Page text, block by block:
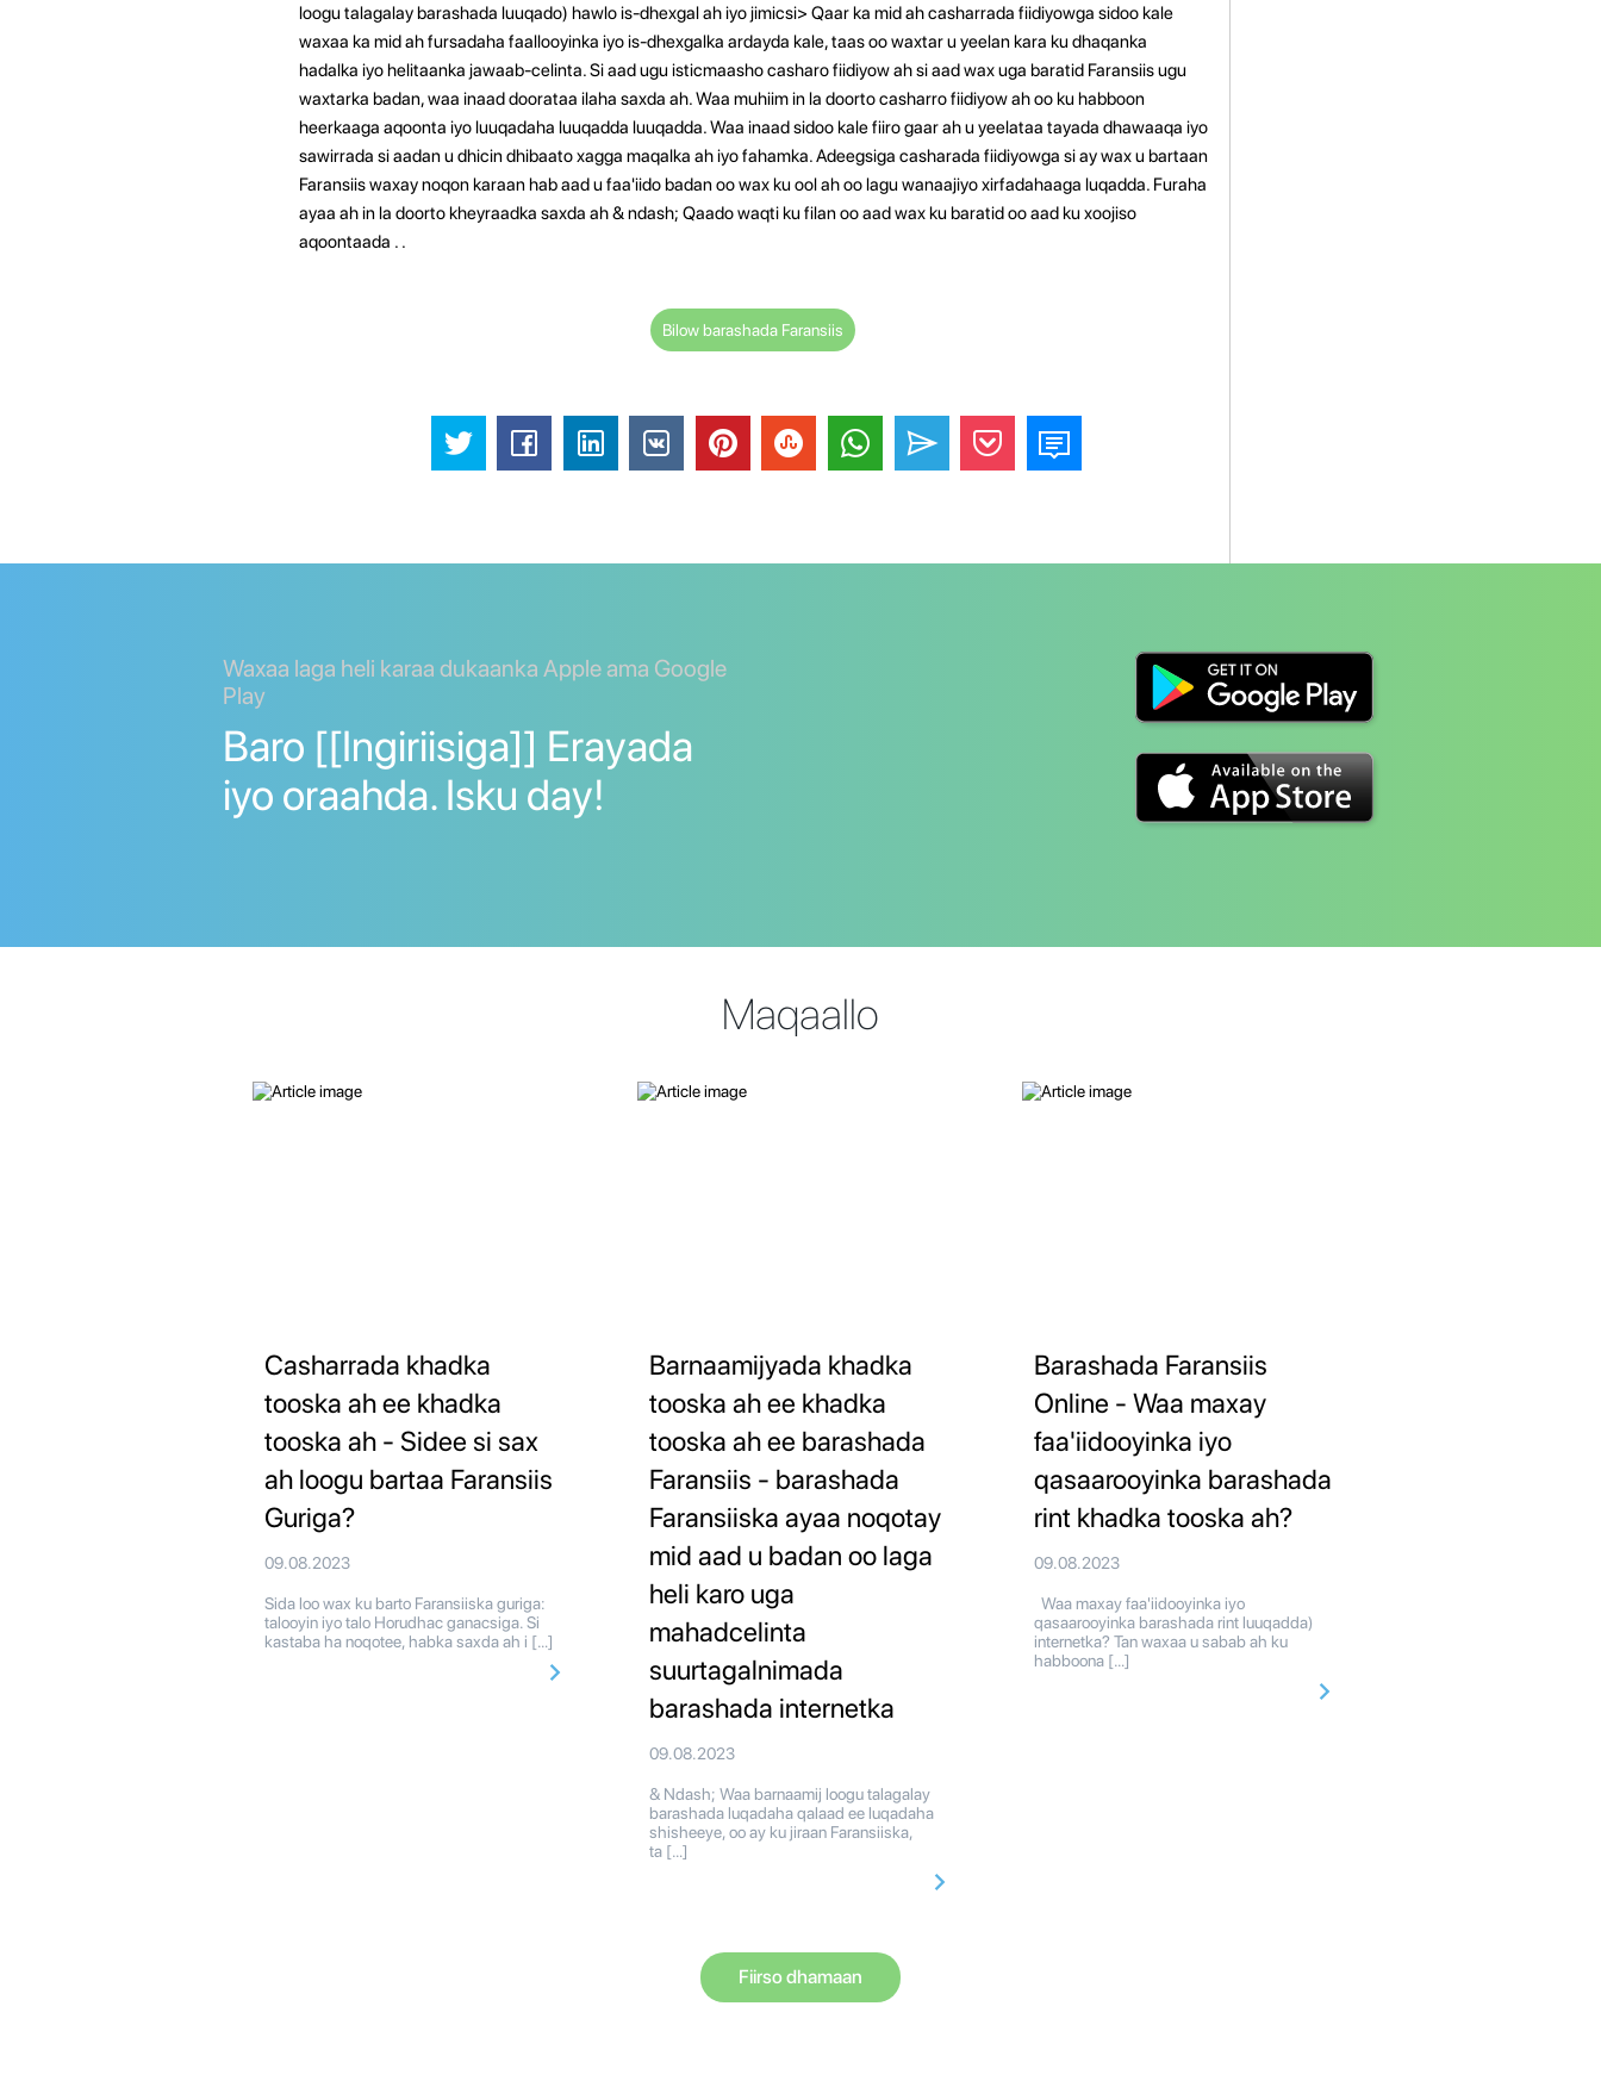
loogu talagalay barashada luuqado) hawlo is-dhexgal ah iyo jimicsi> Qaar ka mid ah casharrada fiidiyowga sidoo kale
waxaa ka mid ah fursadaha faallooyinka iyo is-dhexgalka ardayda kale, taas oo waxtar u yeelan kara ku dhaqanka
hadalka iyo helitaanka jawaab-celinta.Si aad ugu isticmaasho casharo fiidiyow ah si aad wax uga baratid Faransiis ugu
waxtarka badan, waa inaad doorataa ilaha saxda ah. Waa muhiim in la doorto casharro fiidiyow ah oo ku habboon
heerkaaga aqoonta iyo luuqadaha luuqadda luuqadda. Waa inaad sidoo kale fiiro gaar ah u yeelataa tayada dhawaaqa iyo
sawirrada si aadan u dhicin dhibaato xagga maqalka ah iyo fahamka. Adeegsiga casharada fiidiyowga si ay wax u bartaan
Faransiis waxay noqon karaan hab aad u faa'iido badan oo wax ku ool ah oo lagu wanaajiyo xirfadahaaga luqadda. Furaha
ayaa ah in la doorto kheyraadka saxda ah & ndash; Qaado waqti ku filan oo aad wax ku baratid oo aad ku xoojiso
aqoontaada . .
Bilow barashada Faransiis
Waxaa laga heli karaa dukaanka Apple ama Google
Play
Baro [[Ingiriisiga]] Erayada
iyo oraahda. Isku day!
Maqaallo
Casharrada khadka
tooska ah ee khadka
tooska ah - Sidee si sax
ah loogu bartaa Faransiis
Guriga?
09.08.2023
Sida loo wax ku barto Faransiiska guriga:
talooyin iyo talo Horudhac ganacsiga. Si
kastaba ha noqotee, habka saxda ah i […]
Barnaamijyada khadka
tooska ah ee khadka
tooska ah ee barashada
Faransiis - barashada
Faransiiska ayaa noqotay
mid aad u badan oo laga
heli karo uga
mahadcelinta
suurtagalnimada
barashada internetka
09.08.2023
& Ndash; Waa barnaamij loogu talagalay
barashada luqadaha qalaad ee luqadaha
shisheeye, oo ay ku jiraan Faransiiska,
ta […]
Barashada Faransiis
Online - Waa maxay
faa'iidooyinka iyo
qasaarooyinka barashada
rint khadka tooska ah?
09.08.2023
Waa maxay faa'iidooyinka iyo
qasaarooyinka barashada rint luuqadda)
internetka? Tan waxaa u sabab ah ku
habboona […]
Fiirso dhamaan